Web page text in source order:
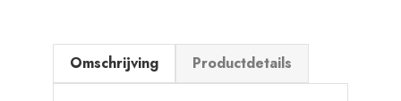
Omschrijving Productdetails